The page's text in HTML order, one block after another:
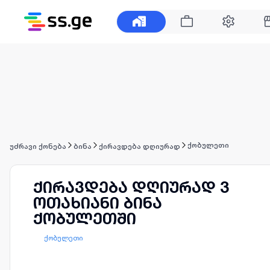
უძრავი ქონება ბინა ქირავდება დღიურად ქობულეთი
ქირავდება დღიურად 3
ოთახიანი ბინა
ქობულეთში
ქობულეთი